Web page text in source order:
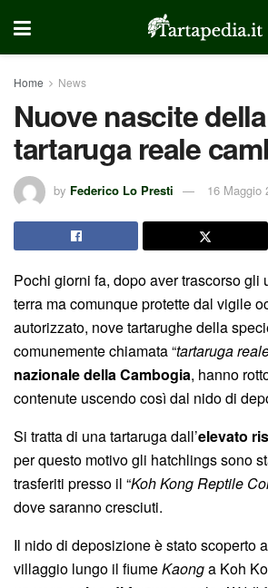
Home News
Nuove nascite
tartaruga reale
by Federico Lo Presti 16 Maggio
Pochi giorni fa, dopo aver trascorso gli
terra ma comunque protette dal vigile
autorizzato, nove tartarughe della
comunemente chiamata “tartaruga
nazionale della Cambogia, hanno
contenute uscendo così dal nido di
Si tratta di una tartaruga dall’elevato
per questo motivo gli hatchlings sono
trasferiti presso il “Koh Kong Reptile
dove saranno cresciuti.
Il nido di deposizione è stato scoperto
villaggio lungo il fiumeKaonga Koh